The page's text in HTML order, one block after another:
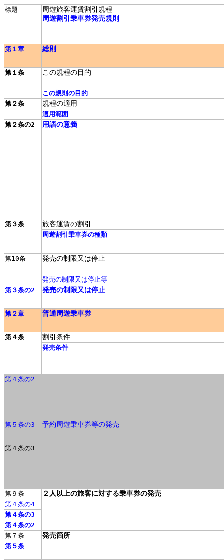
標題
周遊旅客運賃割引規程
周遊割引乗車券発売規則
第１章 総則
第１条 この規程の目的
この規則の目的
第２条
規程の適用
適用範囲
第２条の2
用語の意義
第３条 旅客運賃の割引
周遊割引乗車券の種類
第10条 発売の制限又は停止
発売の制限又は停止等
第３条の2
発売の制限又は停止
第２章 普通周遊乗車券
第４条 割引条件
発売条件
第４条の2
第５条の3 予約周遊乗車券等の発売
第４条の3
第９条 ２人以上の旅客に対する乗車券の発売
第４条の4
第４条の3
第４条の2
第７条
発売箇所
第５条